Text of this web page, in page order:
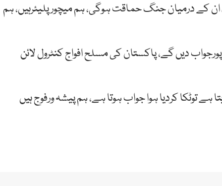
ان کے درمیان جنگ حماقت ہوگی، ہم میچورپلیئرہیں، ہم
دیں گے، پاکستان کی مسلح افواج کنٹرول لائن
توٹکا کردیا ہوا جواب ہوتا ہے، ہم پیشہ ورفوج ہیں